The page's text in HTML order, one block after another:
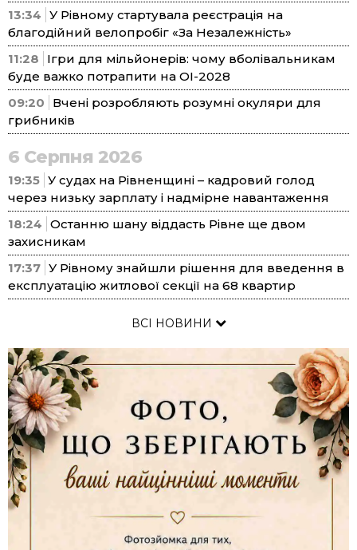
13:34 У Рівному стартувала реєстрація на
благодійний велопробіг «За Незалежність»
11:28
Ігри для мільйонерів: чому вболівальникам
буде важко потрапити на ОІ-2028
09:20
Вчені розробляють розумні окуляри для
грибників
6 Серпня 2026
19:35 У судах на Рівненщині – кадровий голод
через низьку зарплату і надмірне навантаження
18:24 Останню шану віддасть Рівне ще двом
захисникам
17:37 У Рівному знайшли рішення для введення в
експлуатацію житлової секції на 68 квартир
ВСІ НОВИНИ